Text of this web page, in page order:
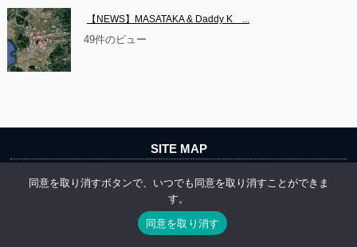
【NEWS】MASATAKA & Daddy K　...
49件のビュー
SITE MAP
INTERVIEW
DIG
同意を取り消すボタンで、いつでも同意を取り消すことができま
す。
同意を取り消す